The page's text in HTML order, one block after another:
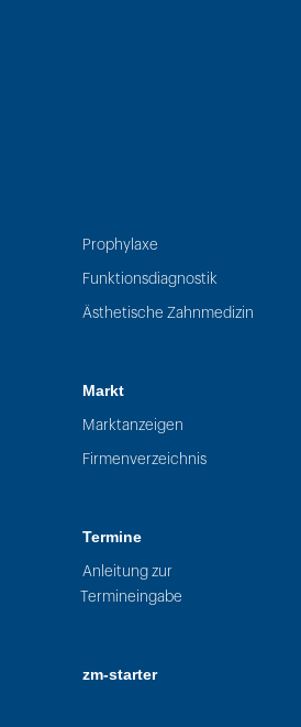
Prophylaxe
Funktionsdiagnostik
Ästhetische Zahnmedizin
Markt
Marktanzeigen
Firmenverzeichnis
Termine
Anleitung zur
Termineingabe
zm-starter